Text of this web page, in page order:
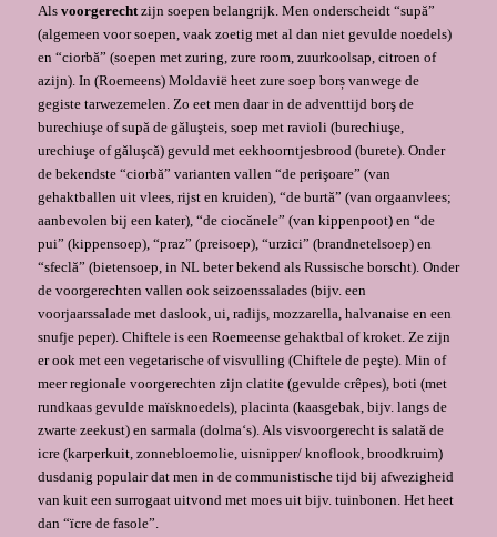
Als voorgerechtzijn soepen belangrijk. Men onderscheidt “supă”
(algemeen voor soepen, vaak zoetig met al dan niet gevulde noedels)
en “ciorbă” (soepen met zuring, zure room, zuurkoolsap, citroen of
azijn). In (Roemeens) Moldavië heet zure soep borș vanwege de
gegiste tarwezemelen. Zo eet men daar in de adventtijd borş de
burechiuşe of supă de găluşteis, soep met ravioli (burechiuşe,
urechiuşe of găluşcă) gevuld met eekhoorntjesbrood (burete). Onder
de bekendste “ciorbă” varianten vallen “de perişoare” (van
gehaktballen uit vlees, rijst en kruiden), “de burtă” (van orgaanvlees;
aanbevolen bij een kater), “de ciocănele” (van kippenpoot) en “de
pui” (kippensoep), “praz” (preisoep), “urzici” (brandnetelsoep) en
“sfeclă” (bietensoep, in NL beter bekend als Russische borscht). Onder
de voorgerechten vallen ook seizoenssalades (bijv. een
voorjaarssalade met daslook, ui, radijs, mozzarella, halvanaise en een
snufje peper). Chiftele is een Roemeense gehaktbal of kroket. Ze zijn
er ook met een vegetarische of visvulling (Chiftele de peşte). Min of
meer regionale voorgerechten zijn clatite (gevulde crêpes), boti (met
rundkaas gevulde maïsknoedels), placinta (kaasgebak, bijv. langs de
zwarte zeekust) en sarmala (dolma‘s). Als visvoorgerecht is salată de
icre (karperkuit, zonnebloemolie, uisnipper/ knoflook, broodkruim)
dusdanig populair dat men in de communistische tijd bij afwezigheid
van kuit een surrogaat uitvond met moes uit bijv. tuinbonen. Het heet
dan “ïcre de fasole”.